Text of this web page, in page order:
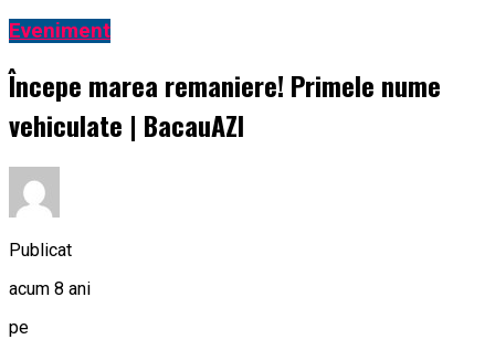
Eveniment
Începe marea remaniere! Primele nume
vehiculate | BacauAZI
Publicat
acum 8 ani
pe